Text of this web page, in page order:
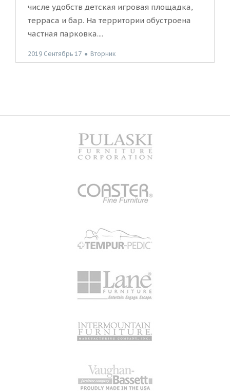
числе удобств детская игровая площадка,
терраса и бар. На территории обустроена
частная парковка....
2019 Сентябрь 17 ● Вторник